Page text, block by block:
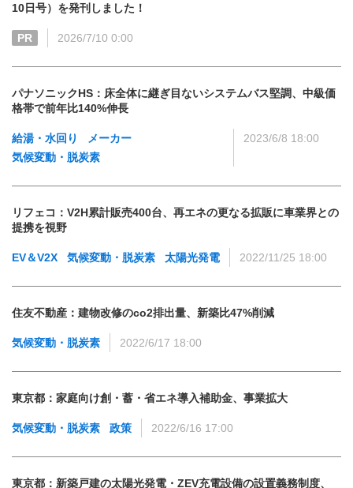
10日号）を発刊しました！
PR 2026/7/10 0:00
パナソニックHS：床全体に継ぎ目ないシステムバス堅調、中級価
格帯で前年比140%伸長
給湯・水回り
メーカー
気候変動・脱炭素
2023/6/8 18:00
リフェコ：V2H累計販売400台、再エネの更なる拡販に車業界との
提携を視野
EV＆V2X 気候変動・脱炭素 太陽光発電 2022/11/25 18:00
住友不動産：建物改修のco2排出量、新築比47%削減
気候変動・脱炭素 2022/6/17 18:00
東京都：家庭向け創・蓄・省エネ導入補助金、事業拡大
気候変動・脱炭素 政策 2022/6/16 17:00
東京都：新築戸建の太陽光発電・ZEV充電設備の設置義務制度、